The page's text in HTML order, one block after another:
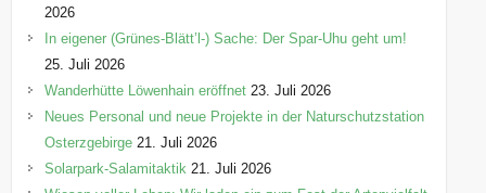
2026
In eigener (Grünes-Blätt’l-) Sache: Der Spar-Uhu geht um!
25. Juli 2026
Wanderhütte Löwenhain eröffnet 23. Juli 2026
Neues Personal und neue Projekte in der Naturschutzstation
Osterzgebirge 21. Juli 2026
Solarpark-Salamitaktik 21. Juli 2026